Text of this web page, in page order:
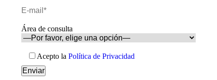
Área de consulta
Acepto la Política de Privacidad